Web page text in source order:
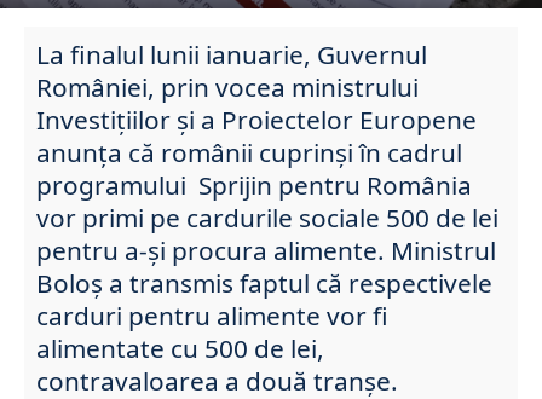
La finalul lunii ianuarie, Guvernul
României, prin vocea ministrului
Investițiilor și a Proiectelor Europene
anunța că românii cuprinși în cadrul
programului Sprijin pentru România
vor primi pe cardurile sociale 500 de lei
pentru a-și procura alimente. Ministrul
Boloș a transmis faptul că respectivele
carduri pentru alimente vor fi
alimentate cu 500 de lei,
contravaloarea a două tranșe.